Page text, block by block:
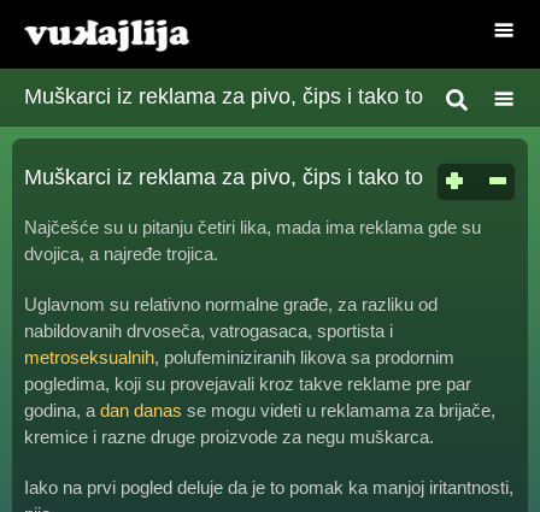
Muškarci iz reklama za pivo, čips i tako to
Muškarci iz reklama za pivo, čips i tako to
Najčešće su u pitanju četiri lika, mada ima reklama gde su
dvojica, a najređe trojica.
Uglavnom su relativno normalne građe, za razliku od
nabildovanih drvoseča, vatrogasaca, sportista i
metroseksualnih, polufeminiziranih likova sa prodornim
pogledima, koji su provejavali kroz takve reklame pre par
godina, a dan danas se mogu videti u reklamama za brijače,
kremice i razne druge proizvode za negu muškarca.
Iako na prvi pogled deluje da je to pomak ka manjoj iritantnosti,